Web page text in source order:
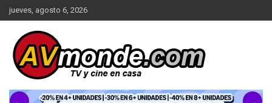
Saltar
al
contenido
jueves, agosto 6, 2026
AVMonde.com | Descubre las